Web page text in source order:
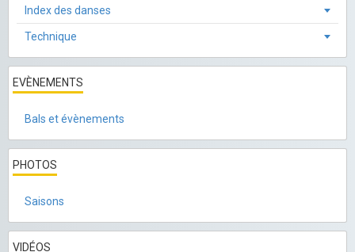
Index des danses
Technique
EVÈNEMENTS
Bals et évènements
PHOTOS
Saisons
VIDÉOS